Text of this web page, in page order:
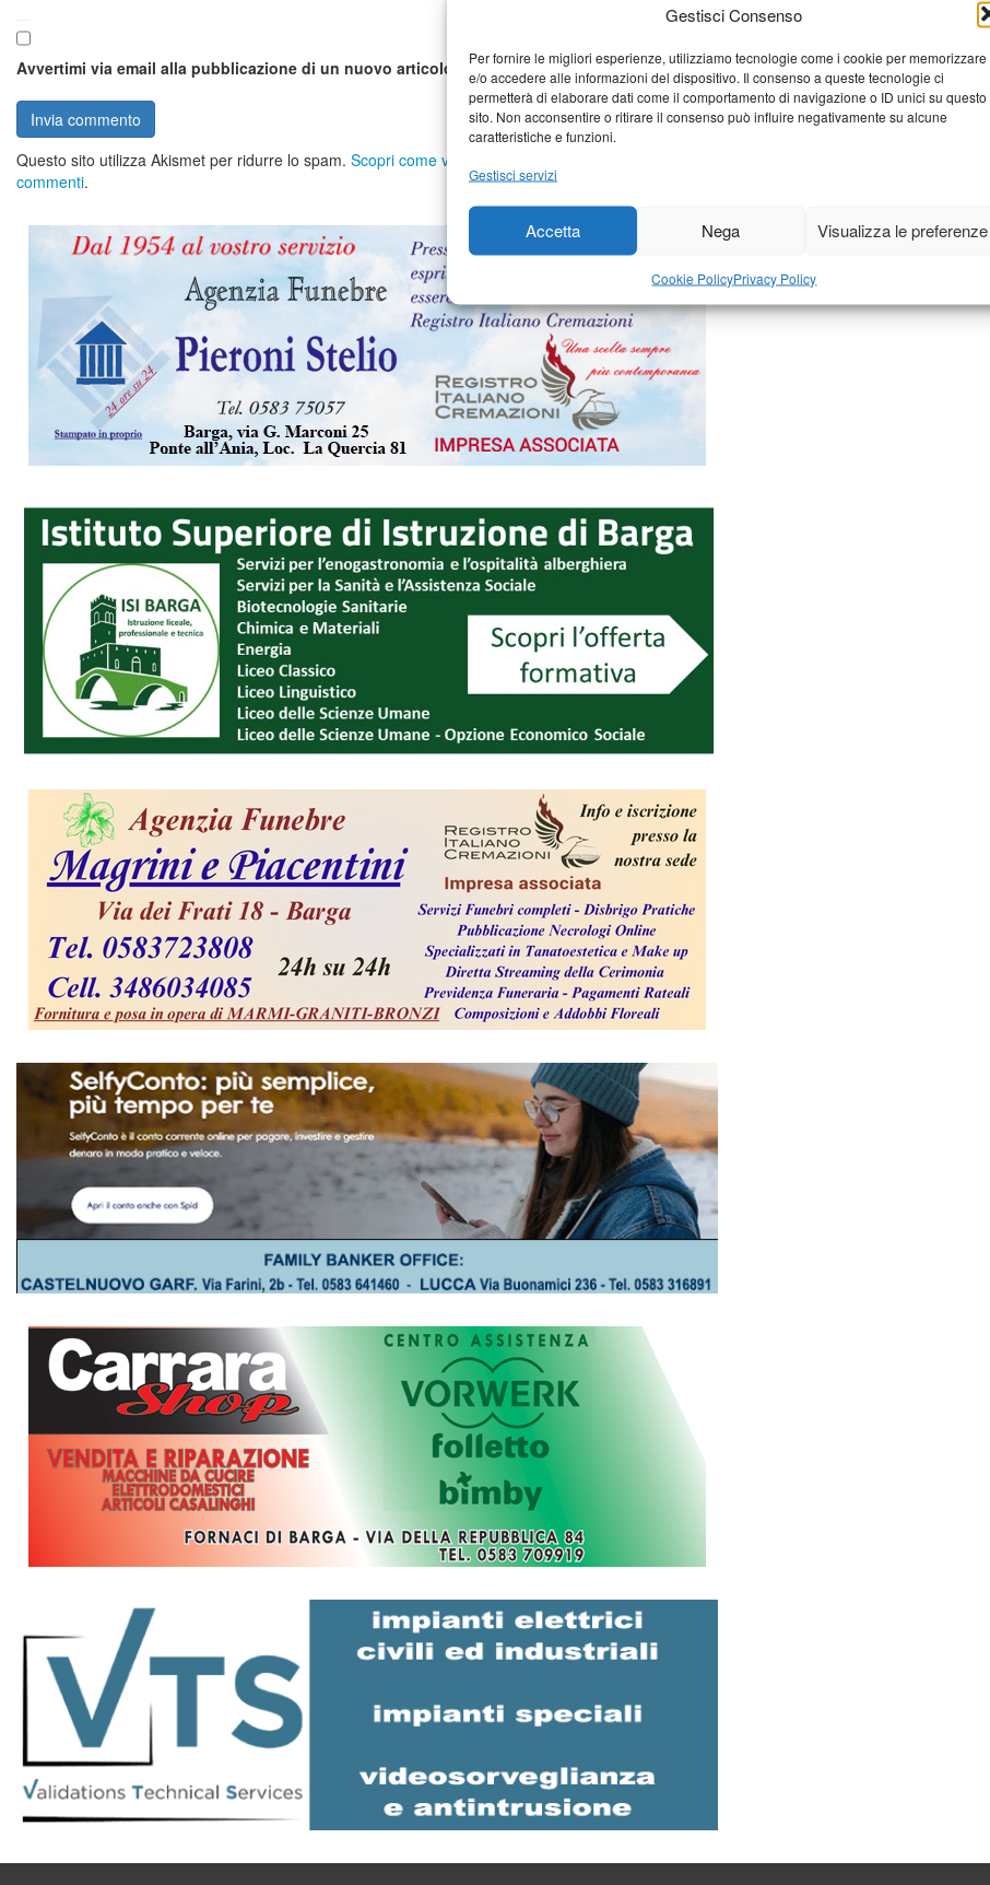
Gestisci Consenso
Per fornire le migliori esperienze, utilizziamo tecnologie come i cookie per memorizzare
e/o accedere alle informazioni del dispositivo. Il consenso a queste tecnologie ci
permetterà di elaborare dati come il comportamento di navigazione o ID unici su questo
sito. Non acconsentire o ritirare il consenso può influire negativamente su alcune
caratteristiche e funzioni.
Gestisci servizi
Accetta Nega Visualizza le preferenze
Cookie PolicyPrivacy Policy
Avvertimi via email alla pubblicazione di un nuovo articolo.
Questo sito utilizza Akismet per ridurre lo spam. Scopri come vengono elaborati i dati derivati dai
commenti.